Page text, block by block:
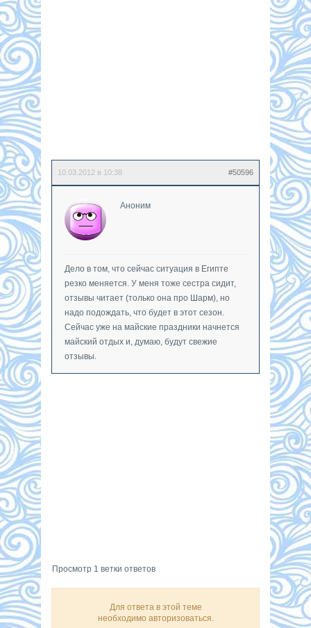
10.03.2012 в 10:38 #50596
Аноним
Дело в том, что сейчас ситуация в Египте
резко меняется. У меня тоже сестра сидит,
отзывы читает (только она про Шарм), но
надо подождать, что будет в этот сезон.
Сейчас уже на майские праздники начнется
майский отдых и, думаю, будут свежие
отзывы.
Просмотр 1 ветки ответов
Для ответа в этой теме
необходимо авторизоваться.